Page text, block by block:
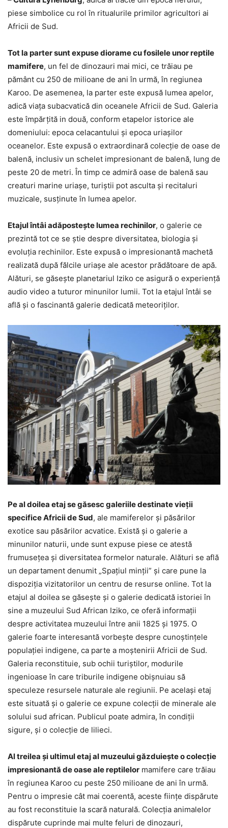
piese simbolice cu rol în ritualurile primilor agricultori ai
Africii de Sud.
Tot la parter sunt expuse diorame cu fosilele unor reptile
mamifere, un fel de dinozauri mai mici, ce trăiau pe
pământ cu 250 de milioane de ani în urmă, în regiunea
Karoo. De asemenea, la parter este expusă lumea apelor,
adică viaţa subacvatică din oceanele Africii de Sud. Galeria
este împărţită in două, conform etapelor istorice ale
domeniului: epoca celacantului şi epoca uriaşilor
oceanelor. Este expusă o extraordinară colecţie de oase de
balenă, inclusiv un schelet impresionant de balenă, lung de
peste 20 de metri. În timp ce admiră oase de balenă sau
creaturi marine uriaşe, turiştii pot asculta şi recitaluri
muzicale, susţinute în lumea apelor.
Etajul întâi adăposteşte lumea rechinilor, o galerie ce
prezintă tot ce se ştie despre diversitatea, biologia şi
evoluţia rechinilor. Este expusă o impresionantă machetă
realizată după fălcile uriaşe ale acestor prădătoare de apă.
Alături, se găseşte planetariul Iziko ce asigură o experienţă
audio video a tuturor minunilor lumii. Tot la etajul întâi se
află şi o fascinantă galerie dedicată meteoriţilor.
Pe al doilea etaj se găsesc galeriile destinate vieţii
specifice Africii de Sud, ale mamiferelor şi păsărilor
exotice sau păsărilor acvatice. Există şi o galerie a
minunilor naturii, unde sunt expuse piese ce atestă
frumuseţea şi diversitatea formelor naturale. Alături se află
un departament denumit „Spaţiul minţii” şi care pune la
dispoziţia vizitatorilor un centru de resurse online. Tot la
etajul al doilea se găseşte şi o galerie dedicată istoriei în
sine a muzeului Sud African Iziko, ce oferă informaţii
despre activitatea muzeului între anii 1825 şi 1975. O
galerie foarte interesantă vorbeşte despre cunoştinţele
populaţiei indigene, ca parte a moştenirii Africii de Sud.
Galeria reconstituie, sub ochii turiştilor, modurile
ingenioase în care triburile indigene obişnuiau să
speculeze resursele naturale ale regiunii. Pe acelaşi etaj
este situată şi o galerie ce expune colecţii de minerale ale
solului sud african. Publicul poate admira, în condiţii
sigure, şi o colecţie de lilieci.
Al treilea şi ultimul etaj al muzeului găzduieşte o colecţie
impresionantă de oase ale reptilelor mamifere care trăiau
în regiunea Karoo cu peste 250 milioane de ani în urmă.
Pentru o impresie cât mai coerentă, aceste fiinţe dispărute
au fost reconstituie la scară naturală. Colecţia animalelor
dispărute cuprinde mai multe feluri de dinozauri,